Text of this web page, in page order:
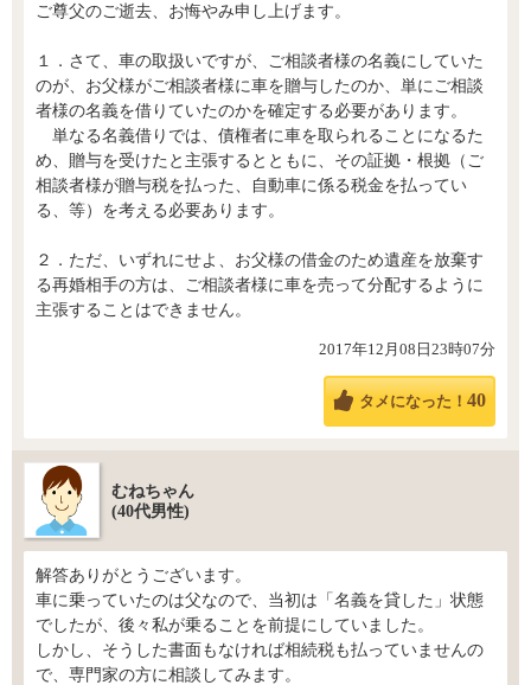
ご尊父のご逝去、お悔やみ申し上げます。
１．さて、車の取扱いですが、ご相談者様の名義にしていた
のが、お父様がご相談者様に車を贈与したのか、単にご相談
者様の名義を借りていたのかを確定する必要があります。
単なる名義借りでは、債権者に車を取られることになるた
め、贈与を受けたと主張するとともに、その証拠・根拠（ご
相談者様が贈与税を払った、自動車に係る税金を払ってい
る、等）を考える必要あります。
２．ただ、いずれにせよ、お父様の借金のため遺産を放棄す
る再婚相手の方は、ご相談者様に車を売って分配するように
主張することはできません。
2017年12月08日23時07分
タメになった！ 40
むねちゃん
(40代男性)
解答ありがとうございます。
車に乗っていたのは父なので、当初は「名義を貸した」状態
でしたが、後々私が乗ることを前提にしていました。
しかし、そうした書面もなければ相続税も払っていませんの
で、専門家の方に相談してみます。